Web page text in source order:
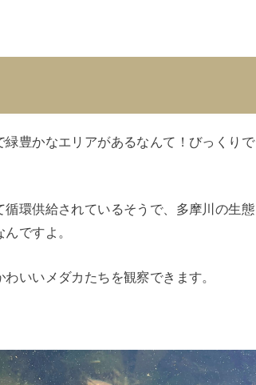
豊かなエリアがあるなんて！びっくりで
環供給されているそうで、多摩川の生態
ですよ。
いいメダカたちを観察できます。